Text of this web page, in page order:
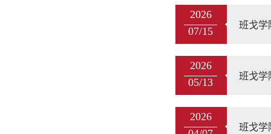
2026
07/15
班戈学
2026
05/13
班戈学
2026
班戈学